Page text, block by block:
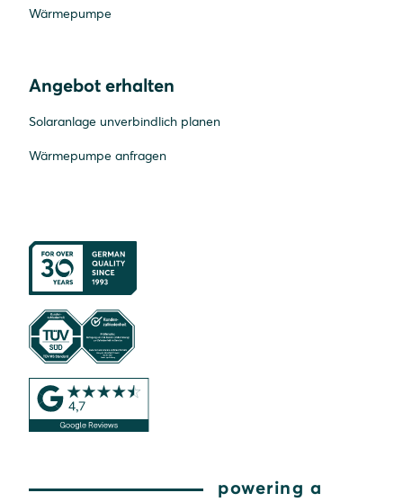
Wärmepumpe
Angebot erhalten
Solaranlage unverbindlich planen
Wärmepumpe anfragen
powering a